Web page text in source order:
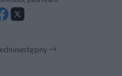
następny